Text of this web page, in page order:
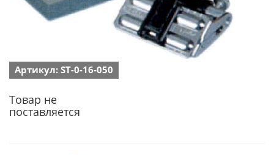
Артикул: ST-0-16-050
Товар не
поставляется